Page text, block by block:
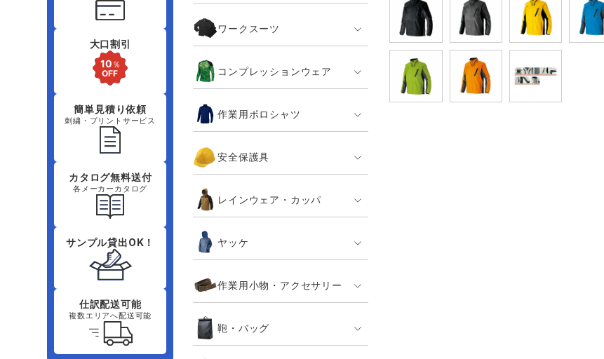
大口割引
簡単見積り依頼
刺繍・プリントサービス
カタログ無料送付
各メーカーカタログ
サンプル貸出OK！
仕訳配送可能
複数エリアへ配送可能
ワークスーツ
コンプレッションウェア
作業用ポロシャツ
安全保護具
レインウェア・カッパ
ヤッケ
作業用小物・アクセサリー
鞄・バッグ